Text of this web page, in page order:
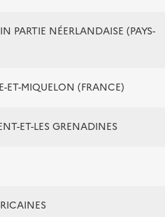
PARTIE NÉERLANDAISE (PAYS-
ET-MIQUELON (FRANCE)
ET-LES GRENADINES